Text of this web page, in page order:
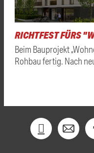
RICHTFEST FÜRS
Beim Bauprojekt
Rohbau fertig. Nach